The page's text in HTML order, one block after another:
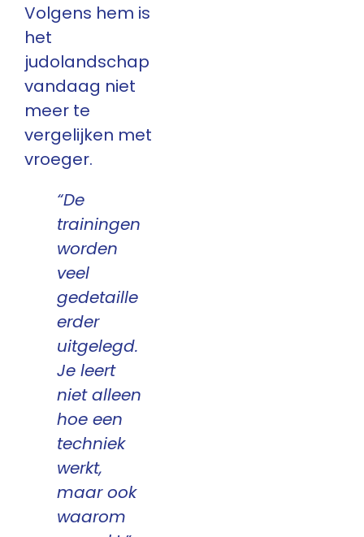
Volgens hem is
het
judolandschap
vandaag niet
meer te
vergelijken met
vroeger.
“De
trainingen
worden
veel
gedetaille
erder
uitgelegd.
Je leert
niet alleen
hoe een
techniek
werkt,
maar ook
waarom